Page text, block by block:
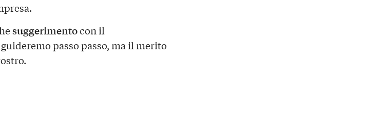
suggerimentocon il
passo passo, ma il merito